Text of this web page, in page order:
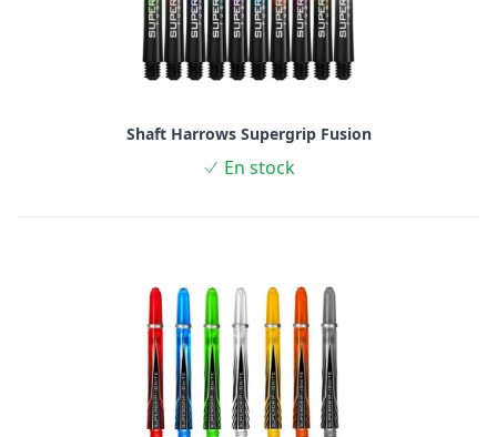
Shaft Harrows Supergrip Fusion
En stock